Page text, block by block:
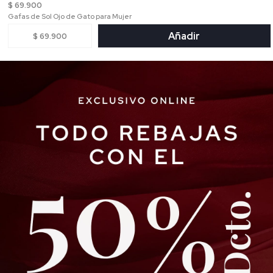
$ 69.900
Gafas de Sol Ojo de Gato para Mujer
$ 69.900 Añadir